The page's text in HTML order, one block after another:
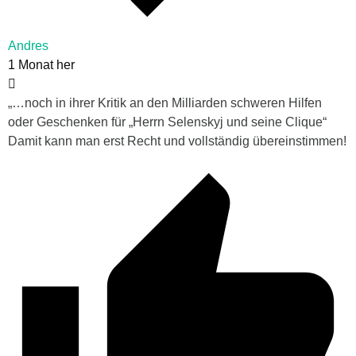
Andres
1 Monat her
„…noch in ihrer Kritik an den Milliarden schweren Hilfen
oder Geschenken für „Herrn Selenskyj und seine Clique“
Damit kann man erst Recht und vollständig übereinstimmen!